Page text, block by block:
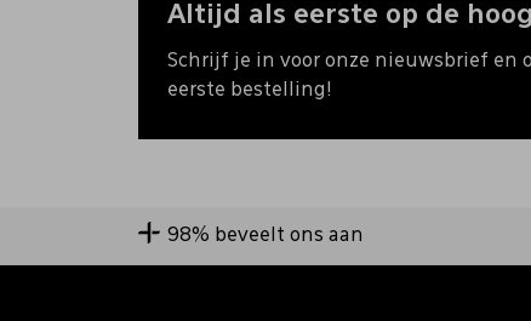
Altijd als eerste op de
Schrijf je in voor onze nieuwsbrief en
eerste bestelling!
98% beveelt ons aan